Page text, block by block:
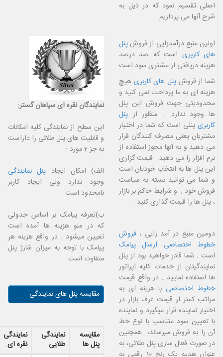
اصلی تقسیم نمود که در ذیل به
شرح آنها می پردازیم
اولین منبع درآمدزایی از فروشپنل
های کاربری است که صد درصد
هزینه دریافتی از مشتری سود است
شما از فروش پنل های کاربری هیچ
هزینه ای به ما پرداخت نمی کنید و
محدودیتی جهت فروش این پنل
ها وجود ندارد. . منظور از پنل
کاربری پنلی است که شما در اختیار
مشتریان یعنی مصرف کنندگان قرار
می دهید و به آنها مجوز استفاده از
نرم افزار را می دهید . قیمت گزاری
این پنل ها به انتخاب خودتان است
و شما می توانید بسته به سیاست
فروش خود , و شرایط حاکم بر بازار
، پنل ها را قیمت گذاری کنید.
دومین منبع در آمد زایی ، فروش
خطوط اختصاصی ارسال پیامک
است . شما قادر خواهید بود از پنل
نمایندگیتان از خدمات کلیه اپراتور
ها استفاده نمایید . در واقع قیمت
خطوط اختصاصی با هزینه ای به
مراتب کمتر از قیمت عرف بازار در
اختیار نماینده قرار میگیرد و نماینده
با تعیین سود متناسب با نوع خط
آن را به فروش میرساند، همچنین
در صورت فعال سازی پنل طلائی، به
عنوان هدیه یک رنج 10 رقمی به
نمایندگان نقره ای سپاهان گستر:
این سطح از نمایندگی کلیه امکانات
و قابلیت های پنل طلائی را داراست
به جز 2 مورد :
الف) امکان ایجاد پنل نمایندگی
وجود ندارد ولی ایجاد کاربر
نامحدود است
ب)تعرفه پیامک بر اساس جدولی
که در منو هزینه ها آمده است
تعیین میشود . در واقع هزینه هر
پیامک با توجه به میزان شارژ پنل
متفاوت است
مقایسه پنل های نمایندگی
مقایسه
پنل ها
نمایندگی
طلایی
نمایندگی
نقره ای